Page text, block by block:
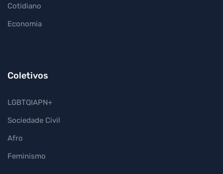
Cotidiano
Economia
Coletivos
LGBTQIAPN+
Sociedade Civil
Afro
Feminismo